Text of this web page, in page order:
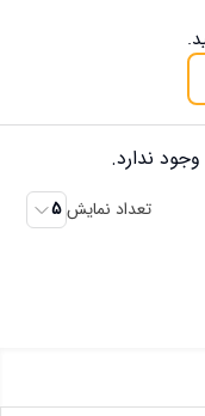
ندارد.
تعداد نمایش 5